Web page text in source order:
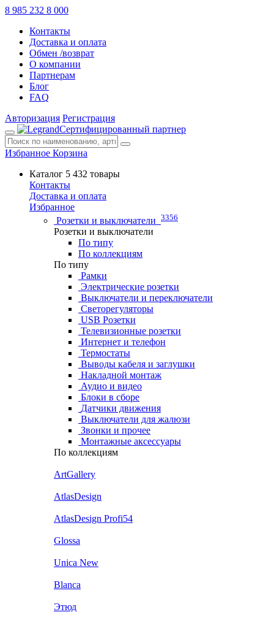
8 985 232 8 000
Контакты
Доставка и оплата
Обмен /возврат
О компании
Партнерам
Блог
FAQ
Авторизация Регистрация
Сертифицированный партнер
Избранное Корзина
Каталог 5 432 товары
Контакты
Доставка и оплата
Избранное
Розетки и выключатели 3356
Розетки и выключатели
По типу
По коллекциям
По типу
Рамки
Электрические розетки
Выключатели и переключатели
Светорегуляторы
USB Розетки
Телевизионные розетки
Интернет и телефон
Термостаты
Выводы кабеля и заглушки
Накладной монтаж
Аудио и видео
Блоки в сборе
Датчики движения
Выключатели для жалюзи
Звонки и прочее
Монтажные аксессуары
По коллекциям
ArtGallery
AtlasDesign
AtlasDesign Profi54
Glossa
Unica New
Blanca
Этюд